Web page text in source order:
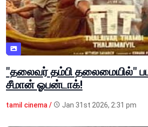
"தலைவர் தம்பி தலைமையில்"
சீமான் ஓபன்டாக்!
tamil cinema / Jan 31st 2026, 2:31 pm